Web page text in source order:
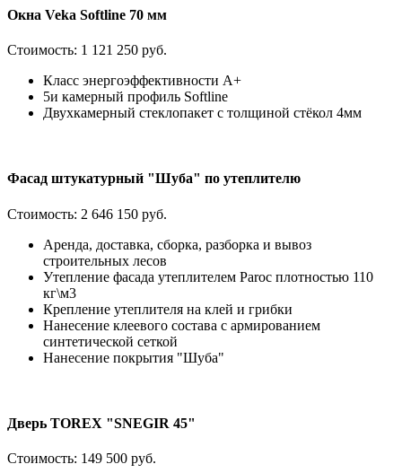
Окна Veka Softline 70 мм
Стоимость: 1 121 250 руб.
Класс энергоэффективности А+
5и камерный профиль Softline
Двухкамерный стеклопакет с толщиной стёкол 4мм
Фасад штукатурный "Шуба" по утеплителю
Стоимость: 2 646 150 руб.
Аренда, доставка, сборка, разборка и вывоз
строительных лесов
Утепление фасада утеплителем Paroc плотностью 110
кг\м3
Крепление утеплителя на клей и грибки
Нанесение клеевого состава с армированием
синтетической сеткой
Нанесение покрытия "Шуба"
Дверь TOREX "SNEGIR 45"
Стоимость: 149 500 руб.